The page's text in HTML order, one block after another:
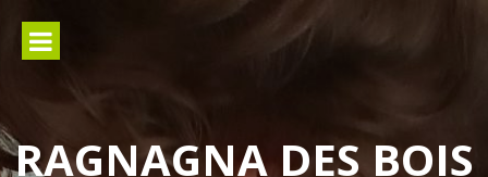
contenu
RAGNAGNA DES BOIS